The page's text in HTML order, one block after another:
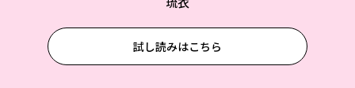
試し読みはこちら